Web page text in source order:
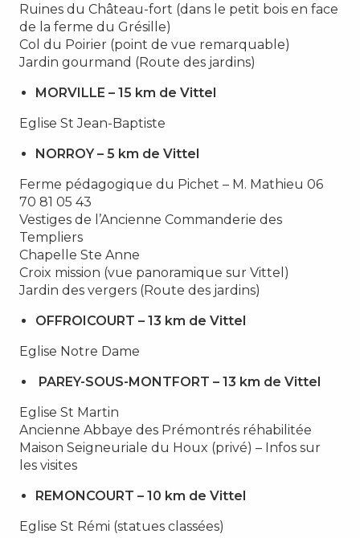
Ruines du Château-fort (dans le petit bois en face
de la ferme du Grésille)
Col du Poirier (point de vue remarquable)
Jardin gourmand (Route des jardins)
MORVILLE – 15 km de Vittel
Eglise St Jean-Baptiste
NORROY – 5 km de Vittel
Ferme pédagogique du Pichet – M. Mathieu 06
70 81 05 43
Vestiges de l’Ancienne Commanderie des
Templiers
Chapelle Ste Anne
Croix mission (vue panoramique sur Vittel)
Jardin des vergers (Route des jardins)
OFFROICOURT – 13 km de Vittel
Eglise Notre Dame
PAREY-SOUS-MONTFORT – 13 km de Vittel
Eglise St Martin
Ancienne Abbaye des Prémontrés réhabilitée
Maison Seigneuriale du Houx (privé) – Infos sur
les visites
REMONCOURT – 10 km de Vittel
Eglise St Rémi (statues classées)